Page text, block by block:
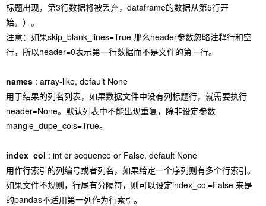
标题出现，第3行数据将被丢弃，dataframe的数据从第5行开
始。）。
注意：如果skip_blank_lines=True 那么header参数忽略注释行和空
行，所以header=0表示第一行数据而不是文件的第一行。
names : array-like, default None
用于结果的列名列表，如果数据文件中没有列标题行，就需要执行
header=None。默认列表中不能出现重复，除非设定参数
mangle_dupe_cols=True。
index_col : int or sequence or False, default None
用作行索引的列编号或者列名，如果给定一个序列则有多个行索引。
如果文件不规则，行尾有分隔符，则可以设定index_col=False 来是
的pandas不适用第一列作为行索引。